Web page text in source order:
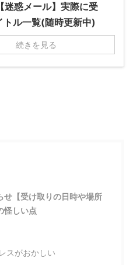
【迷惑メール】実際に受
トル一覧(随時更新中)
続きを見る
せ【受け取りの日時や場所
怪しい点
スがおかしい